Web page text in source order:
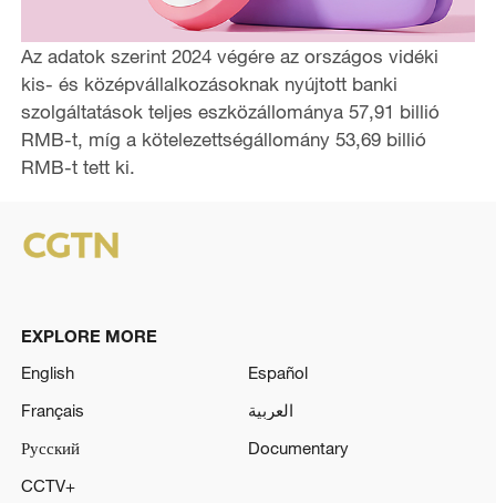
Az adatok szerint 2024 végére az országos vidéki
kis- és középvállalkozásoknak nyújtott banki
szolgáltatások teljes eszközállománya 57,91 billió
RMB-t, míg a kötelezettségállomány 53,69 billió
RMB-t tett ki.
EXPLORE MORE
English
Español
Français
العربية
Русский
Documentary
CCTV+